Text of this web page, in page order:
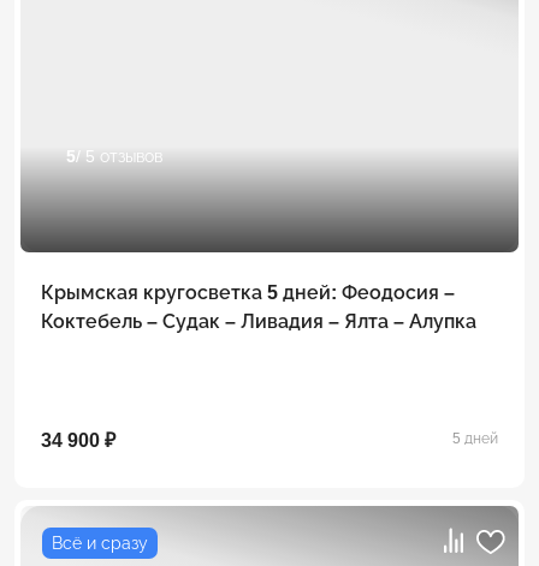
5/ 5 отзывов
Крымская кругосветка 5 дней: Феодосия –
Коктебель – Судак – Ливадия – Ялта – Алупка
34 900 ₽ 5 дней
Всё и сразу